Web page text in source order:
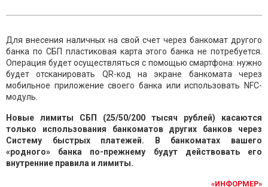
Для внесения наличных на свой счет через банкомат другого
банка по СБП пластиковая карта этого банка не потребуется.
Операция будет осуществляться с помощью смартфона: нужно
будет отсканировать QR-код на экране банкомата через
мобильное приложение своего банка или использовать NFC-
модуль.
Новые лимиты СБП (25/50/200 тысяч рублей) касаются
только использования банкоматов других банков через
Систему быстрых платежей. В банкоматах вашего
«родного» банка по-прежнему будут действовать его
внутренние правила и лимиты.
«ИНФОРМЕР»